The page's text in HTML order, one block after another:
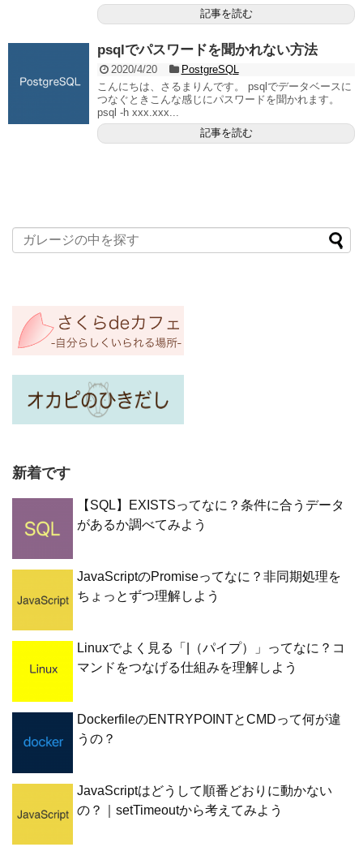
記事を読む
psqlでパスワードを聞かれない方法
2020/4/20
PostgreSQL
こんにちは、さるまりんです。 psqlでデータベースに
つなぐときこんな感じにパスワードを聞かれます。
psql -h xxx.xxx...
記事を読む
新着です
【SQL】EXISTSってなに？条件に合うデータ
があるか調べてみよう
JavaScriptのPromiseってなに？非同期処理を
ちょっとずつ理解しよう
Linuxでよく見る「|（パイプ）」ってなに？コ
マンドをつなげる仕組みを理解しよう
DockerfileのENTRYPOINTとCMDって何が違
うの？
JavaScriptはどうして順番どおりに動かない
の？｜setTimeoutから考えてみよう